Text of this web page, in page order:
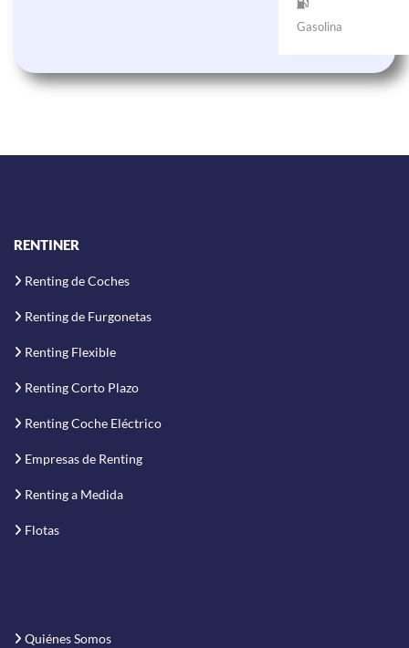
Gasolina
RENTINER
Renting de Coches
Renting de Furgonetas
Renting Flexible
Renting Corto Plazo
Renting Coche Eléctrico
Empresas de Renting
Renting a Medida
Flotas
Quiénes Somos